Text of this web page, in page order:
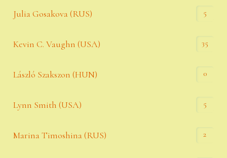
Julia Gosakova (RUS) 5
Kevin C. Vaughn (USA) 35
László Szakszon (HUN) 0
Lynn Smith (USA) 5
Marina Timoshina (RUS) 2